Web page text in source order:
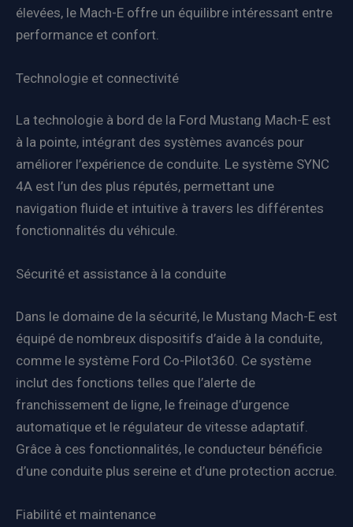
élevées, le Mach-E offre un équilibre intéressant entre
performance et confort.
Technologie et connectivité
La technologie à bord de la Ford Mustang Mach-E est
à la pointe, intégrant des systèmes avancés pour
améliorer l’expérience de conduite. Le système SYNC
4A est l’un des plus réputés, permettant une
navigation fluide et intuitive à travers les différentes
fonctionnalités du véhicule.
Sécurité et assistance à la conduite
Dans le domaine de la sécurité, le Mustang Mach-E est
équipé de nombreux dispositifs d’aide à la conduite,
comme le système Ford Co-Pilot360. Ce système
inclut des fonctions telles que l’alerte de
franchissement de ligne, le freinage d’urgence
automatique et le régulateur de vitesse adaptatif.
Grâce à ces fonctionnalités, le conducteur bénéficie
d’une conduite plus sereine et d’une protection accrue.
Fiabilité et maintenance